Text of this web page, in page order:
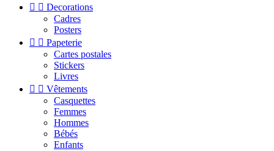
  Decorations
Cadres
Posters
  Papeterie
Cartes postales
Stickers
Livres
  Vêtements
Casquettes
Femmes
Hommes
Bébés
Enfants